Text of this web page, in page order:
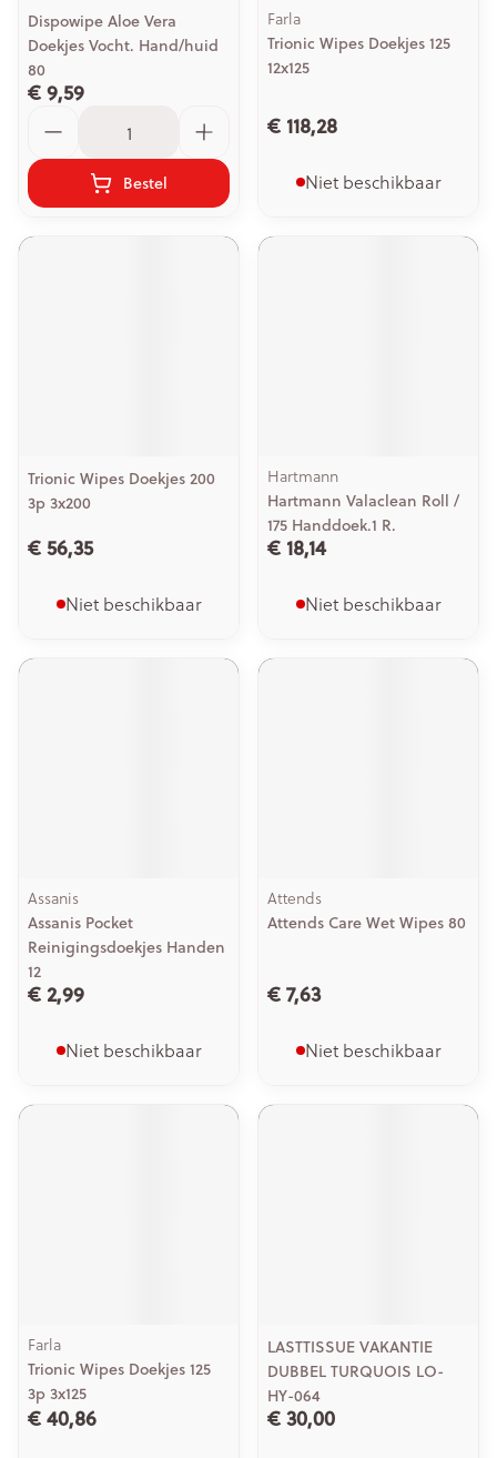
Dispowipe Aloe Vera
Doekjes Vocht. Hand/huid
80
€ 9,59
Bestel
Farla
Trionic Wipes Doekjes 125
12x125
€ 118,28
Niet beschikbaar
Trionic Wipes Doekjes 200
3p 3x200
€ 56,35
Niet beschikbaar
Hartmann
Hartmann Valaclean Roll /
175 Handdoek.1 R.
€ 18,14
Niet beschikbaar
Assanis
Assanis Pocket
Reinigingsdoekjes Handen
12
€ 2,99
Niet beschikbaar
Attends
Attends Care Wet Wipes 80
€ 7,63
Niet beschikbaar
Farla
Trionic Wipes Doekjes 125
3p 3x125
€ 40,86
LASTTISSUE VAKANTIE
DUBBEL TURQUOIS LO-
HY-064
€ 30,00